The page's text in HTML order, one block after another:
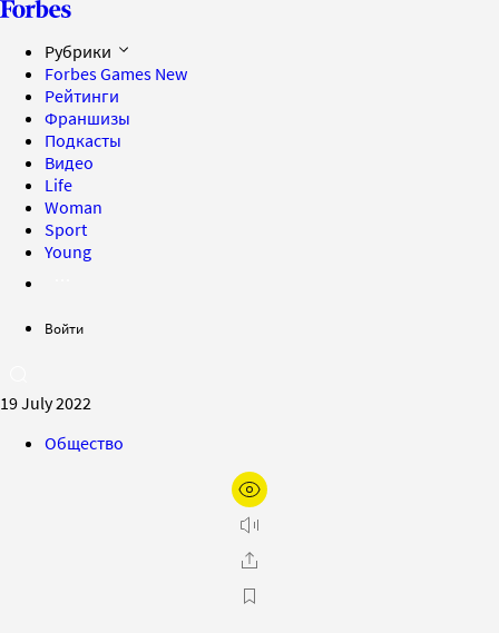
Рубрики
Forbes Games New
Рейтинги
Франшизы
Подкасты
Видео
Life
Woman
Sport
Young
Войти
19 July 2022
Общество